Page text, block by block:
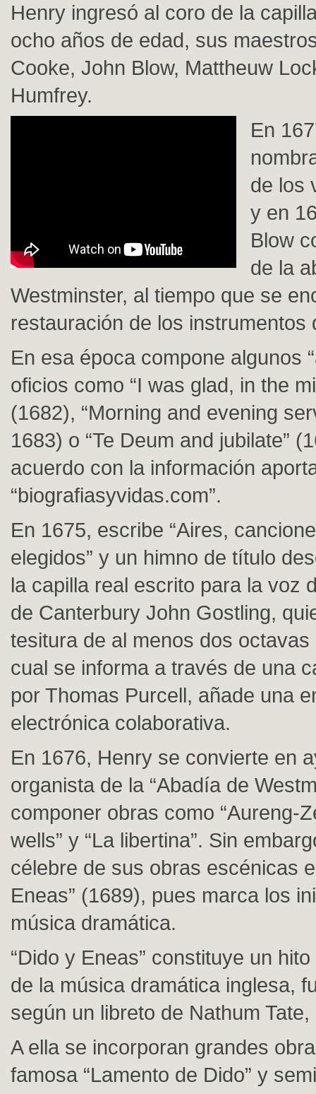
Henry ingresó al coro de la
ocho años de edad, sus
Cooke, John Blow, Mattheuw
Humfrey.
En
de los
y en
Blow
de la
Westminster, al tiempo que se
restauración de los instrumentos
En esa época compone algunos
oficios como “I was glad, in the
(1682), “Morning and evening
1683) o “Te Deum and jubilate”
acuerdo con la información
“biografiasyvidas.com”.
En 1675, escribe “Aires,
elegidos” y un himno de título
la capilla real escrito para la voz
de Canterbury John Gostling,
tesitura de al menos dos
cual se informa a través de una
por Thomas Purcell, añade una
electrónica colaborativa.
En 1676, Henry se convierte en
organista de la “Abadía de
componer obras como “Aureng-
wells” y “La libertina”. Sin
célebre de sus obras escénicas
Eneas” (1689), pues marca los
música dramática.
“Dido y Eneas” constituye un
de la música dramática inglesa,
según un libreto de Nathum
A ella se incorporan grandes
famosa “Lamento de Dido” y